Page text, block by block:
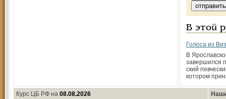
В этой
Голоса из
В
завершился
ский
котором
Курс ЦБ РФ на 08.08.2026